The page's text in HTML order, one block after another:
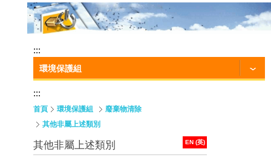
:::
環境保護組
:::
首頁 環境保護組
廢棄物清除
其他非屬上述類別
EN (英)
其他非屬上述類別